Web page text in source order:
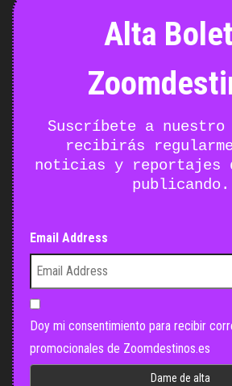
Alta
Suscríbete a
recibirás
noticias y reportajes
publicando.
Email Address
Doy mi consentimiento para recibir
promocionales de Zoomdestinos.es